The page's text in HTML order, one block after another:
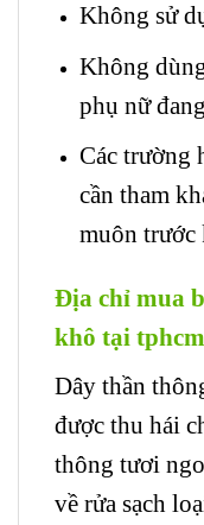
Không sử
Không
phụ nữ
Các trường
cần tham
muôn trước
Địa chỉ mua
khô tại
Dây thần
được thu hái
thông tươi
về rửa sạch